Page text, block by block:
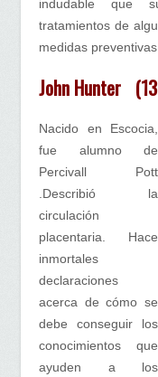
indudable que
tratamientos de
medidas
John Hunter
Nacido en Escocia,
fue alumno de
Percivall Pott
.Describió la
circulación
placentaria. Hace
inmortales
declaraciones
acerca de cómo se
debe conseguir los
conocimientos que
ayuden a los